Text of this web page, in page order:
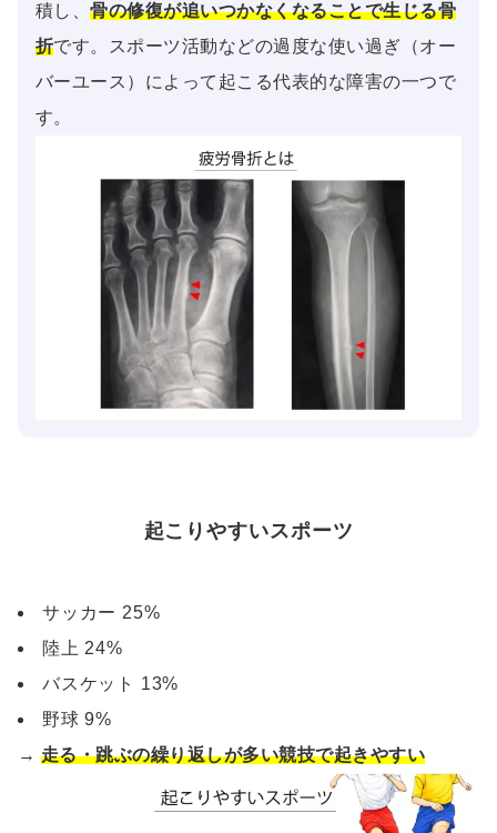
積し、骨の修復が追いつかなくなることで生じる骨
折です。スポーツ活動などの過度な使い過ぎ（オー
バーユース）によって起こる代表的な障害の一つで
す。
起こりやすいスポーツ
サッカー 25%
陸上 24%
バスケット 13%
野球 9%
→ 走る・跳ぶの繰り返しが多い競技で起きやすい